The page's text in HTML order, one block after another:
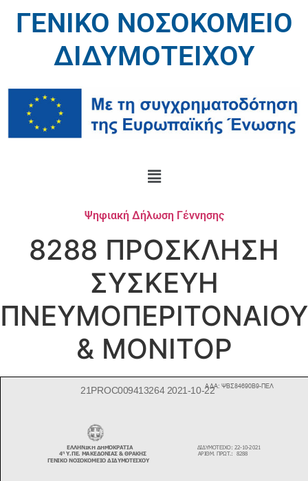
ΓΕΝΙΚΟ ΝΟΣΟΚΟΜΕΙΟ
ΔΙΔΥΜΟΤΕΙΧΟΥ
Ψηφιακή Δήλωση Γέννησης
8288 ΠΡΟΣΚΛΗΣΗ
ΣΥΣΚΕΥΗ
ΠΝΕΥΜΟΠΕΡΙΤΟΝΑΙΟΥ
& ΜΟΝΙΤΟΡ